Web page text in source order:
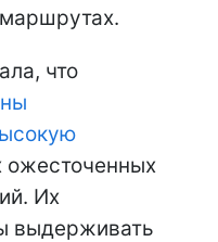
что
ожесточенных
Их
выдерживать